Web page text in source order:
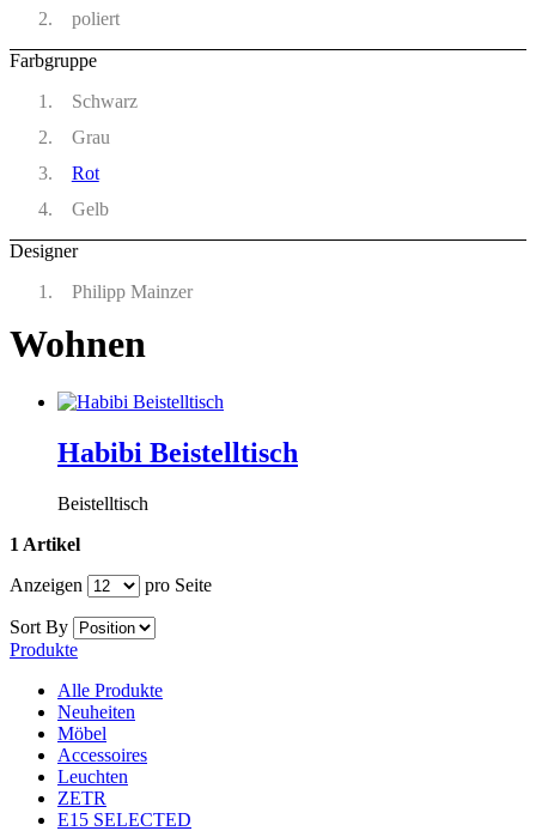
poliert
Farbgruppe
Schwarz
Grau
Rot
Gelb
Designer
Philipp Mainzer
Wohnen
Habibi Beistelltisch
Beistelltisch
1 Artikel
Anzeigen
pro Seite
Sort By
Produkte
Alle Produkte
Neuheiten
Möbel
Accessoires
Leuchten
ZETR
E15 SELECTED